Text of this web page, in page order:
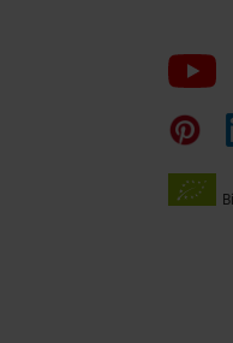
Folge
uns
auf